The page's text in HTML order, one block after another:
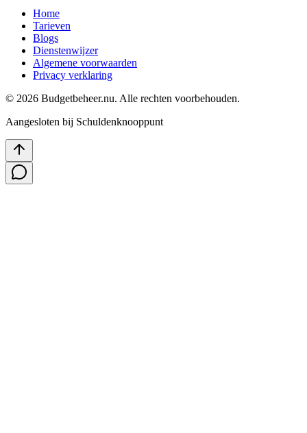
Home
Tarieven
Blogs
Dienstenwijzer
Algemene voorwaarden
Privacy verklaring
© 2026 Budgetbeheer.nu. Alle rechten voorbehouden.
Aangesloten bij Schuldenknooppunt